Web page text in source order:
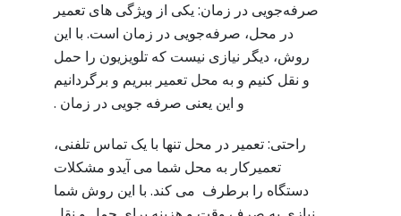
صرفه‌جویی در زمان: یکی از ویژگی های تعمیر
در محل، صرفه‌جویی در زمان است. با این
روش، دیگر نیازی نیست که تلویزیون را حمل
و نقل کنیم و به محل تعمیر ببریم و برگردانیم
و این یعنی صرفه جویی در زمان .
راحتی: تعمیر در محل تنها با یک تماس تلفنی،
تعمیرکار به محل شما می آیدو مشکلات
دستگاه را برطرف می کند. با این روش شما